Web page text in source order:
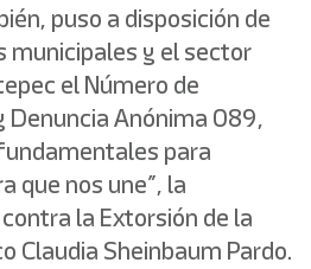
puso a disposición de
municipales y el sector
el Número de
Anónima 089,
para
que nos une”, la
la Extorsión de la
Claudia Sheinbaum Pardo.